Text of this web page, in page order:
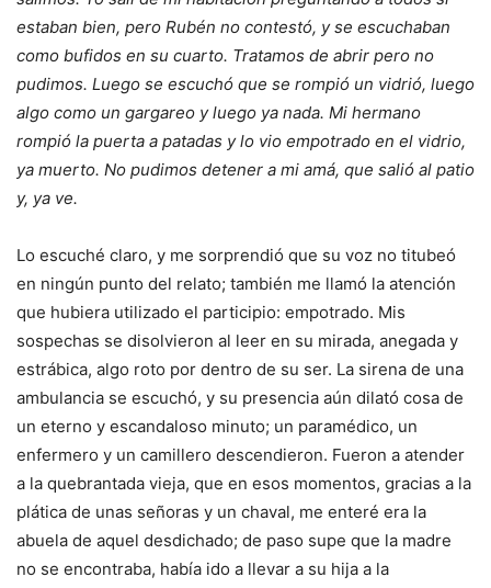
estaban bien, pero Rubén no contestó, y se escuchaban
como bufidos en su cuarto. Tratamos de abrir pero no
pudimos. Luego se escuchó que se rompió un vidrió, luego
algo como un gargareo y luego ya nada. Mi hermano
rompió la puerta a patadas y lo vio empotrado en el vidrio,
ya muerto. No pudimos detener a mi amá, que salió al patio
y, ya ve.
Lo escuché claro, y me sorprendió que su voz no titubeó
en ningún punto del relato; también me llamó la atención
que hubiera utilizado el participio: empotrado. Mis
sospechas se disolvieron al leer en su mirada, anegada y
estrábica, algo roto por dentro de su ser. La sirena de una
ambulancia se escuchó, y su presencia aún dilató cosa de
un eterno y escandaloso minuto; un paramédico, un
enfermero y un camillero descendieron. Fueron a atender
a la quebrantada vieja, que en esos momentos, gracias a la
plática de unas señoras y un chaval, me enteré era la
abuela de aquel desdichado; de paso supe que la madre
no se encontraba, había ido a llevar a su hija a la